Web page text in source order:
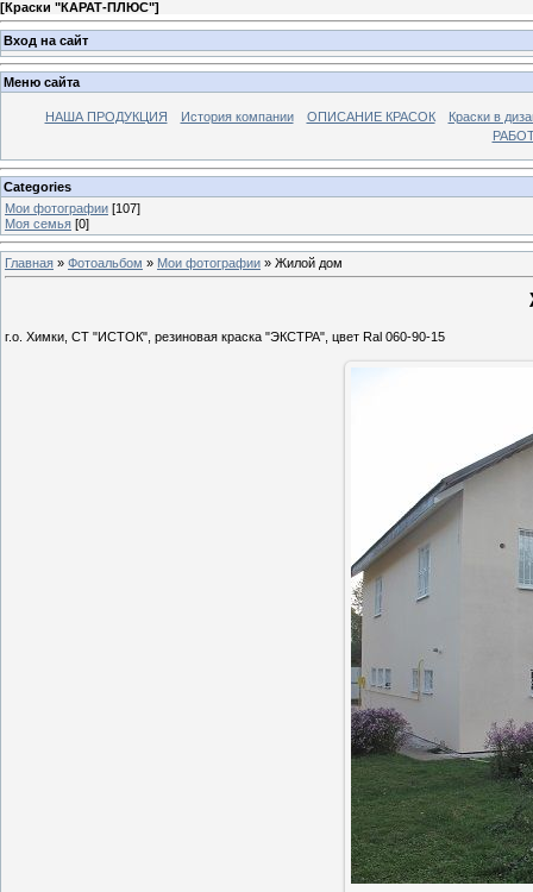
[Краски "КАРАТ-ПЛЮС"]
Вход на сайт
Меню сайта
НАША ПРОДУКЦИЯ История компании ОПИСАНИЕ КРАСОК
Краски в
Categories
Мои фотографии [107]
Моя семья [0]
Главная » Фотоальбом » Мои фотографии » Жилой дом
г.о. Химки, СТ "ИСТОК", резиновая краска "ЭКСТРА", цвет Ral 060-90-15